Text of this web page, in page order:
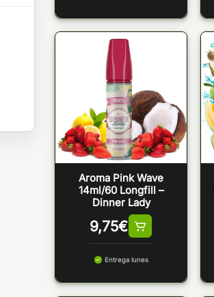
Aroma Pink Wave
14ml/60 Longfill –
Dinner Lady
9,75€
Entrega lunes